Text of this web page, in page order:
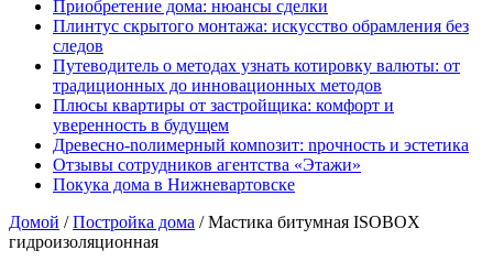
Приобретение дома: нюансы сделки
Плинтус скрытого монтажа: искусство обрамления без
следов
Путеводитель о методах узнать котировку валюты: от
традиционных до инновационных методов
Плюсы квартиры от застройщика: комфорт и
уверенность в будущем
Древесно-nолимерный комnозит: nрочность и эстетика
Отзывы сотрудников агентства «Этажи»
Покука дома в Нижневартовске
Домой / Постройка дома / Мастика битумная ISOBOX
гидроизоляционная